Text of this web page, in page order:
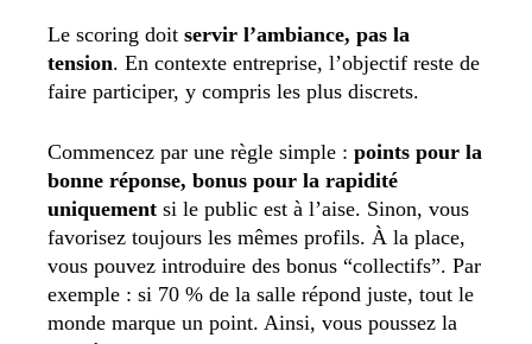
Le scoring doit servir l’ambiance, pas la
tension. En contexte entreprise, l’objectif reste de
faire participer, y compris les plus discrets.
Commencez par une règle simple : points pour la
bonne réponse, bonus pour la rapidité
uniquement si le public est à l’aise. Sinon, vous
favorisez toujours les mêmes profils. À la place,
vous pouvez introduire des bonus “collectifs”. Par
exemple : si 70 % de la salle répond juste, tout le
monde marque un point. Ainsi, vous poussez la